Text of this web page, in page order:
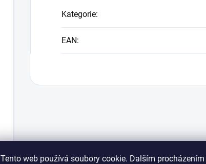
Tento web používá soubory cookie. Dalším
Kategorie:
EAN: